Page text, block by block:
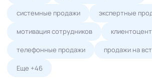
системные продажи экспертные
мотивация сотрудников
телефонные продажи продажи на
Еще +46